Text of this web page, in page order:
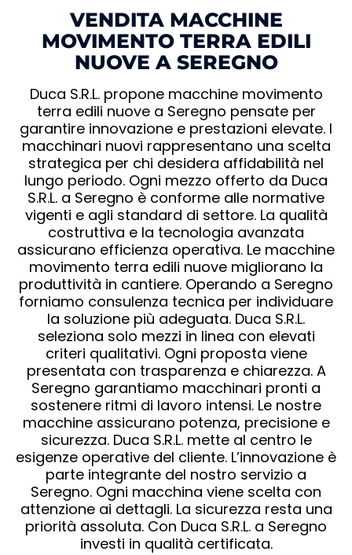
VENDITA MACCHINE
MOVIMENTO TERRA EDILI
NUOVE A SEREGNO
Duca S.R.L. propone macchine movimento
terra edili nuove a Seregno pensate per
garantire innovazione e prestazioni elevate. I
macchinari nuovi rappresentano una scelta
strategica per chi desidera affidabilità nel
lungo periodo. Ogni mezzo offerto da Duca
S.R.L. a Seregno è conforme alle normative
vigenti e agli standard di settore. La qualità
costruttiva e la tecnologia avanzata
assicurano efficienza operativa. Le macchine
movimento terra edili nuove migliorano la
produttività in cantiere. Operando a Seregno
forniamo consulenza tecnica per individuare
la soluzione più adeguata. Duca S.R.L.
seleziona solo mezzi in linea con elevati
criteri qualitativi. Ogni proposta viene
presentata con trasparenza e chiarezza. A
Seregno garantiamo macchinari pronti a
sostenere ritmi di lavoro intensi. Le nostre
macchine assicurano potenza, precisione e
sicurezza. Duca S.R.L. mette al centro le
esigenze operative del cliente. L’innovazione è
parte integrante del nostro servizio a
Seregno. Ogni macchina viene scelta con
attenzione ai dettagli. La sicurezza resta una
priorità assoluta. Con Duca S.R.L. a Seregno
investi in qualità certificata.